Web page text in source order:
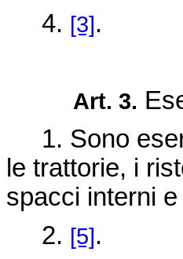
4. [3].
Art. 3.
1. Sono
le trattorie, i
spacci interni
2. [5].